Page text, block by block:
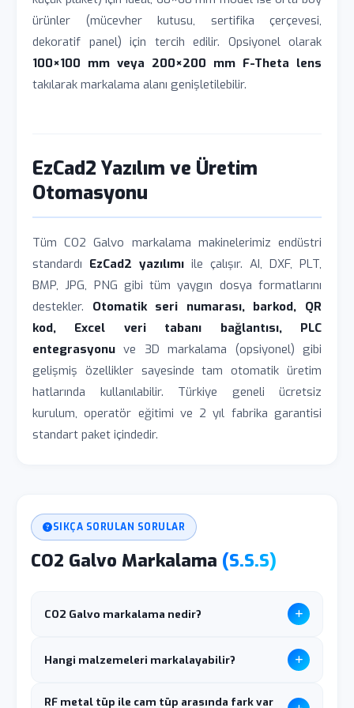
ürünler (mücevher kutusu, sertifika çerçevesi,
dekoratif panel) için tercih edilir. Opsiyonel olarak
100×100 mm veya 200×200 mm F-Theta lens
takılarak markalama alanı genişletilebilir.
EzCad2 Yazılım ve Üretim
Otomasyonu
Tüm CO2 Galvo markalama makinelerimiz endüstri
standardı EzCad2 yazılımı ile çalışır. AI, DXF, PLT,
BMP, JPG, PNG gibi tüm yaygın dosya formatlarını
destekler. Otomatik seri numarası, barkod, QR
kod, Excel veri tabanı bağlantısı, PLC
entegrasyonu ve 3D markalama (opsiyonel) gibi
gelişmiş özellikler sayesinde tam otomatik üretim
hatlarında kullanılabilir. Türkiye geneli ücretsiz
kurulum, operatör eğitimi ve 2 yıl fabrika garantisi
standart paket içindedir.
SIKÇA SORULAN SORULAR
CO2 Galvo Markalama (S.S.S)
CO2 Galvo markalama nedir?
galvanometre tabanlı
motorlu ayna sistemiile lazer ışınını yüksek
Saniyede 7000 mm hareket hızı ile geleneksel
Hangi malzemeleri markalayabilir?
RF metal tüp ile cam tüp arasında fark var